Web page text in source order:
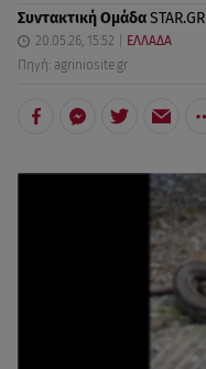
Συντακτική ΟμάδαSTAR.GR
20.05.26, 15:52
ΕΛΛΑΔΑ
Πηγή: agriniosite.gr